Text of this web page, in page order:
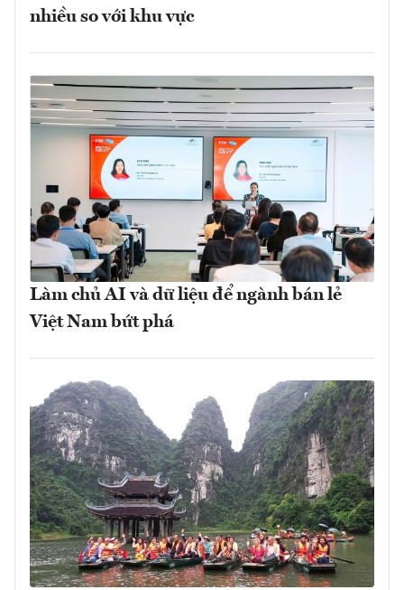
nhiều so với khu vực
Làm chủ AI và dữ liệu để ngành bán lẻ
Việt Nam bứt phá